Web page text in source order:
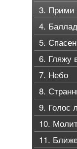
3. Прими
4.
5.
6. Гляжу
7. Небо
8.
9. Голос
10.
11.